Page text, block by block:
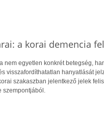
a korai demencia
nem egyetlen konkrét betegség,
visszafordíthatatlan hanyatlását
szakaszban jelentkező jelek
szempontjából.